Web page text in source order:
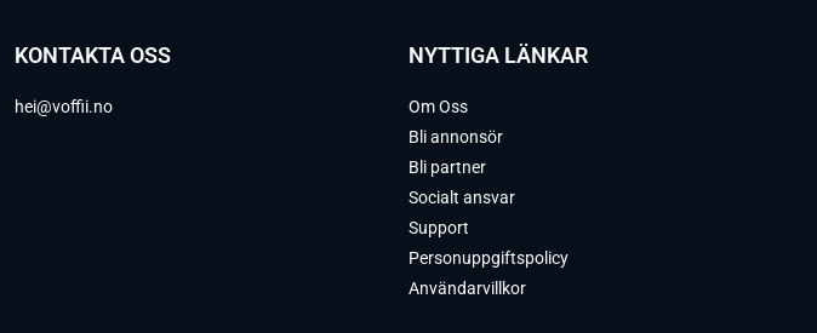
KONTAKTA OSS
hei@voffii.no
NYTTIGA LÄNKAR
Om Oss
Bli annonsör
Bli partner
Socialt ansvar
Support
Personuppgiftspolicy
Användarvillkor